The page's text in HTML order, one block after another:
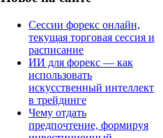
Сессии форекс онлайн,
текущая торговая сессия и
расписание
ИИ для форекс — как
использовать
искусственный интеллект
в трейдинге
Чему отдать
предпочтение, формируя